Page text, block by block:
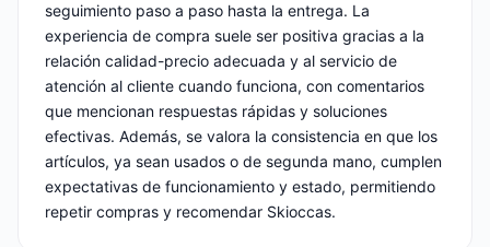
seguimiento paso a paso hasta la entrega. La
experiencia de compra suele ser positiva gracias a la
relación calidad-precio adecuada y al servicio de
atención al cliente cuando funciona, con comentarios
que mencionan respuestas rápidas y soluciones
efectivas. Además, se valora la consistencia en que los
artículos, ya sean usados o de segunda mano, cumplen
expectativas de funcionamiento y estado, permitiendo
repetir compras y recomendar Skioccas.